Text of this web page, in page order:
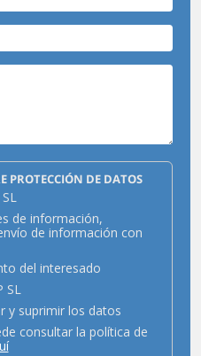
PROTECCIÓN DE DATOS
de información,
de información con
del interesado
SL
y suprimir los datos
consultar la política de